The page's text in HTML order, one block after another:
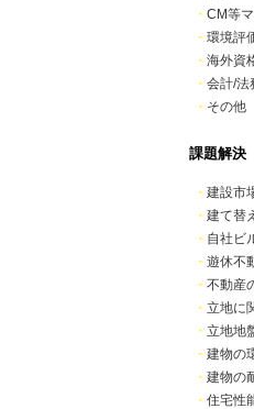
・ CM等
・ 環境評
・ 海外資
・ 会計/法
・ その他
課題解決
・ 建設市
・ 建て替
・ 自社ビ
・ 遊休不
・ 不動産
・ 立地に
・ 立地地
・ 建物の
・ 建物の
・ 住宅性